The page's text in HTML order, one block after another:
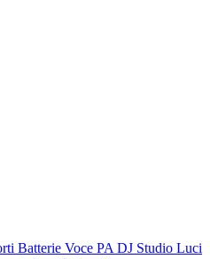
Batterie Voce PA DJ Studio Luci